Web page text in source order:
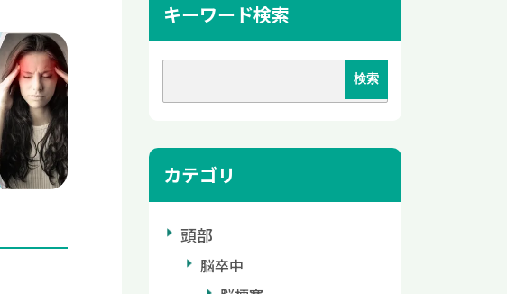
キーワード検索
カテゴリ
頭部
脳卒中